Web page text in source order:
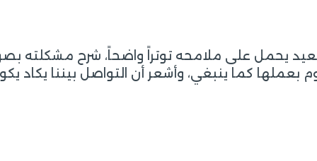
يحمل على ملامحه توتراً واضحاً، شرح مشكلته
كما ينبغي، وأشعر أن التواصل بيننا يكاد